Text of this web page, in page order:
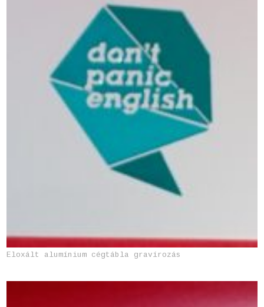
Eloxált alumínium cégtábla gravírozás